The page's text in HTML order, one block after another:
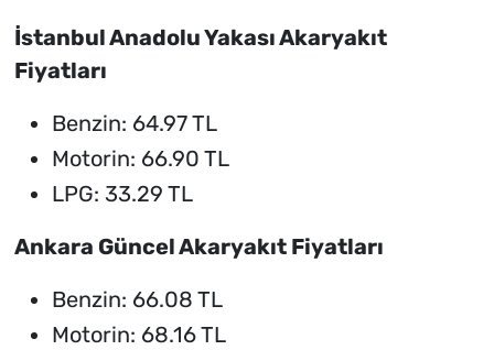
İstanbul Anadolu Yakası Akaryakıt
Fiyatları
Benzin: 64.97 TL
Motorin: 66.90 TL
LPG: 33.29 TL
Ankara Güncel Akaryakıt Fiyatları
Benzin: 66.08 TL
Motorin: 68.16 TL